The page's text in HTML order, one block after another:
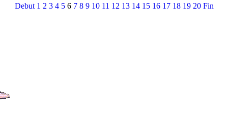
Debut 1 2 3 4 5 6 7 8 9 10 11 12 13 14 15 16 17 18 19 20 Fin